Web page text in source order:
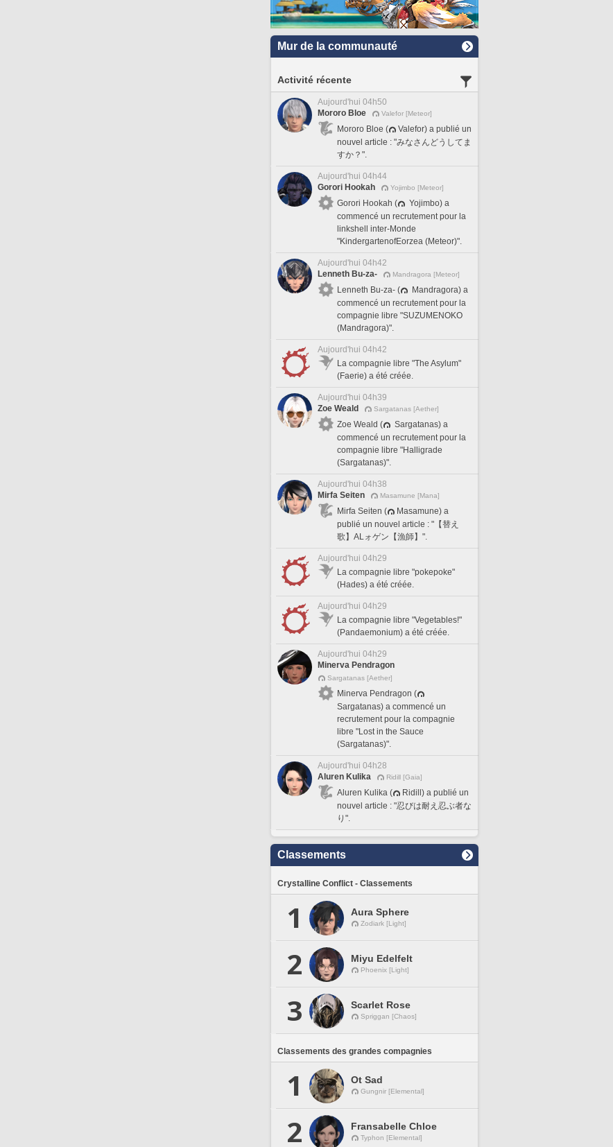
Mur de la communauté
Activité récente
Aujourd'hui 04h50
Mororo Bloe
Valefor [Meteor]
Mororo Bloe (
Valefor) a publié un
nouvel article : "みなさんどうしてま
すか？".
Aujourd'hui 04h44
Gorori Hookah
Yojimbo [Meteor]
Gorori Hookah (
Yojimbo) a
commencé un recrutement pour la
linkshell inter-Monde
"KindergartenofEorzea (Meteor)".
Aujourd'hui 04h42
Lenneth Bu-za-
Mandragora [Meteor]
Lenneth Bu-za- (
Mandragora) a
commencé un recrutement pour la
compagnie libre "SUZUMENOKO
(Mandragora)".
Aujourd'hui 04h42
La compagnie libre "The Asylum"
(Faerie) a été créée.
Aujourd'hui 04h39
Zoe Weald
Sargatanas [Aether]
Zoe Weald (
Sargatanas) a
commencé un recrutement pour la
compagnie libre "Halligrade
(Sargatanas)".
Aujourd'hui 04h38
Mirfa Seiten
Masamune [Mana]
Mirfa Seiten (
Masamune) a
publié un nouvel article : "【替え
歌】ALォゲン【漁師】".
Aujourd'hui 04h29
La compagnie libre "pokepoke"
(Hades) a été créée.
Aujourd'hui 04h29
La compagnie libre "Vegetables!"
(Pandaemonium) a été créée.
Aujourd'hui 04h29
Minerva Pendragon
Sargatanas [Aether]
Minerva Pendragon (
Sargatanas) a commencé un
recrutement pour la compagnie
libre "Lost in the Sauce
(Sargatanas)".
Aujourd'hui 04h28
Aluren Kulika
Ridill [Gaia]
Aluren Kulika (
Ridill) a publié un
nouvel article : "忍びは耐え忍ぶ者な
り".
Classements
Crystalline Conflict - Classements
1 Aura Sphere
Zodiark [Light]
2 Miyu Edelfelt
Phoenix [Light]
3 Scarlet Rose
Spriggan [Chaos]
Classements des grandes compagnies
1 Ot Sad
Gungnir [Elemental]
2 Fransabelle Chloe
Typhon [Elemental]